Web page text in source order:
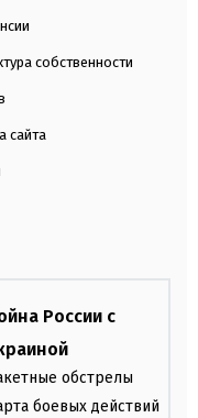
собственности
сайта
России с
обстрелы
боевых действий